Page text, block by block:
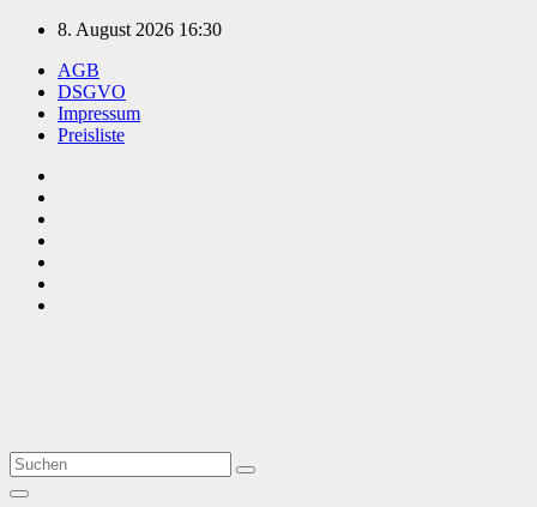
Zum
springen
8. August 2026 16:30
AGB
DSGVO
Impressum
Preisliste